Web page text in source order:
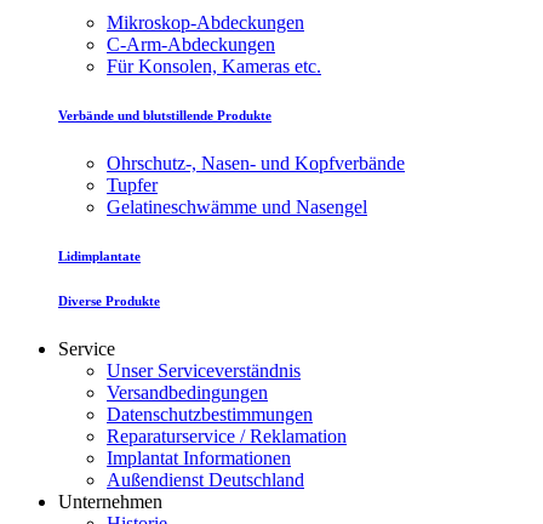
Mikroskop-Abdeckungen
C-Arm-Abdeckungen
Für Konsolen, Kameras etc.
Verbände und blutstillende Produkte
Ohrschutz-, Nasen- und Kopfverbände
Tupfer
Gelatineschwämme und Nasengel
Lidimplantate
Diverse Produkte
Service
Unser Serviceverständnis
Versandbedingungen
Datenschutzbestimmungen
Reparaturservice / Reklamation
Implantat Informationen
Außendienst Deutschland
Unternehmen